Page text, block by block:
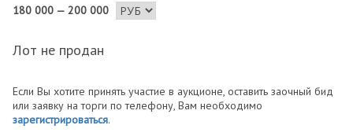
180 000 — 200 000
Лот не продан
Если Вы хотите принять участие в аукционе, оставить заочный бид
или заявку на торги по телефону, Вам необходимо
зарегистрироваться.